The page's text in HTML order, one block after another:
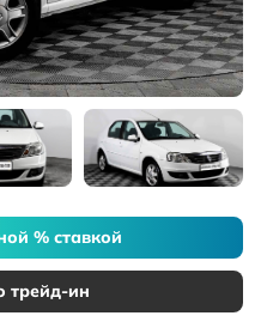
% ставкой
трейд-ин